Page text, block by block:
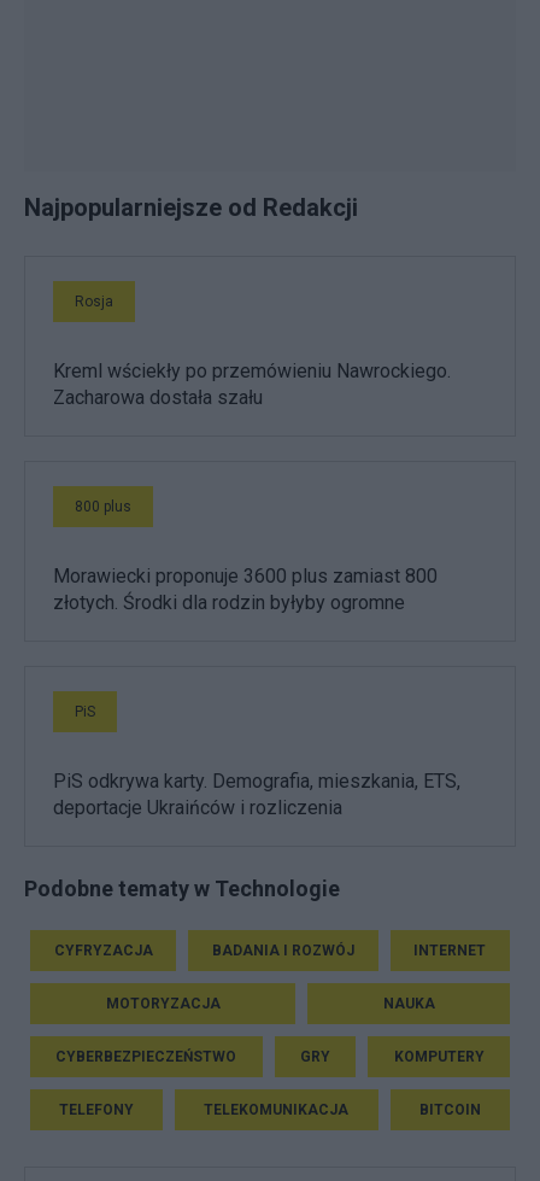
Najpopularniejsze od Redakcji
Rosja
Kreml wściekły po przemówieniu Nawrockiego.
Zacharowa dostała szału
800 plus
Morawiecki proponuje 3600 plus zamiast 800
złotych. Środki dla rodzin byłyby ogromne
PiS
PiS odkrywa karty. Demografia, mieszkania, ETS,
deportacje Ukraińców i rozliczenia
Podobne tematy w Technologie
CYFRYZACJA BADANIA I ROZWÓJ INTERNET
MOTORYZACJA NAUKA
CYBERBEZPIECZEŃSTWO GRY KOMPUTERY
TELEFONY TELEKOMUNIKACJA BITCOIN